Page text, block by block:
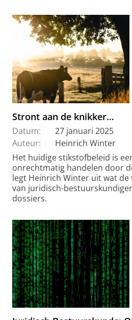
Stront aan de knikker…
Datum:
27 januari 2025
Auteur:
Heinrich Winter
Het huidige stikstofbeleid is
onrechtmatig handelen door
legt Heinrich Winter uit wat de
van juridisch-
dossiers.